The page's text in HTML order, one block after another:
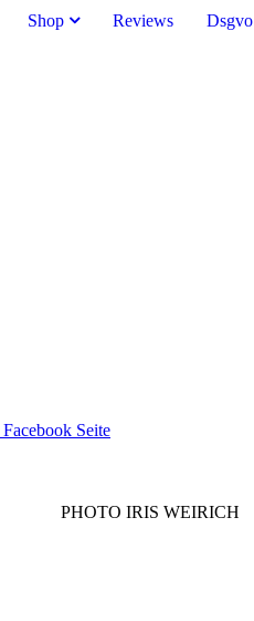
Shop Reviews Dsgvo
Seite
PHOTO IRIS WEIRICH